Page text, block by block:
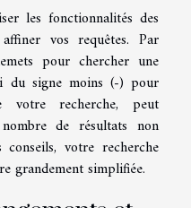
les fonctionnalités des
vos requêtes. Par
pour chercher une
du signe moins (-) pour
votre recherche, peut
de résultats non
votre recherche
grandement simplifiée.